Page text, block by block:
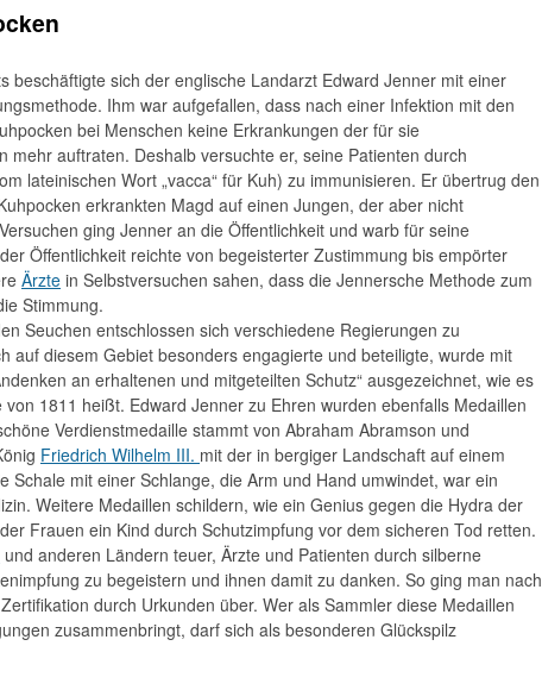
beschäftigte sich der englische Landarzt Edward Jenner mit einer
Ihm war aufgefallen, dass nach einer Infektion mit den
bei Menschen keine Erkrankungen der für sie
mehr auftraten. Deshalb versuchte er, seine Patienten durch
lateinischen Wort „vacca“ für Kuh) zu immunisieren. Er übertrug den
erkrankten Magd auf einen Jungen, der aber nicht
ging Jenner an die Öffentlichkeit und warb für seine
Öffentlichkeit reichte von begeisterter Zustimmung bis empörter
Ärzte in Selbstversuchen sahen, dass die Jennersche Methode zum
Stimmung.
Seuchen entschlossen sich verschiedene Regierungen zu
auf diesem Gebiet besonders engagierte und beteiligte, wurde mit
an erhaltenen und mitgeteilten Schutz“ ausgezeichnet, wie es
1811 heißt. Edward Jenner zu Ehren wurden ebenfalls Medaillen
Verdienstmedaille stammt von Abraham Abramson und
Friedrich Wilhelm III. mit der in bergiger Landschaft auf einem
Schale mit einer Schlange, die Arm und Hand umwindet, war ein
Weitere Medaillen schildern, wie ein Genius gegen die Hydra der
Frauen ein Kind durch Schutzimpfung vor dem sicheren Tod retten.
und anderen Ländern teuer, Ärzte und Patienten durch silberne
zu begeistern und ihnen damit zu danken. So ging man nach
durch Urkunden über. Wer als Sammler diese Medaillen
zusammen­bringt, darf sich als besonderen Glückspilz